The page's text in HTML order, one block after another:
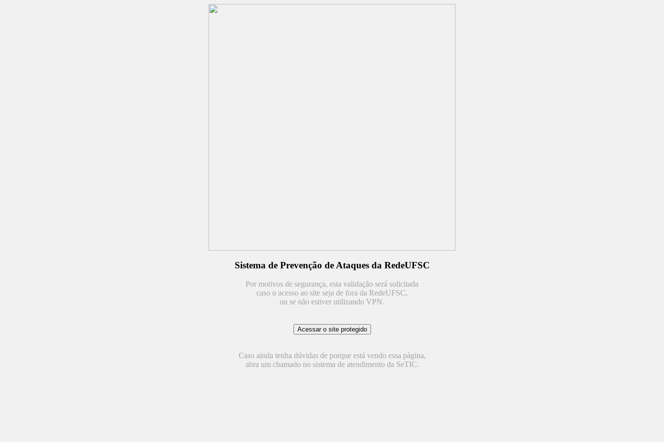
Sistema de Prevenção de Ataques da RedeUFSC
Por motivos de segurança, esta validação será solicitada
caso o acesso ao site seja de fora da RedeUFSC,
ou se não estiver utilizando VPN.
Caso ainda tenha dúvidas de porque está vendo essa página,
abra um chamado no sistema de atendimento da SeTIC.